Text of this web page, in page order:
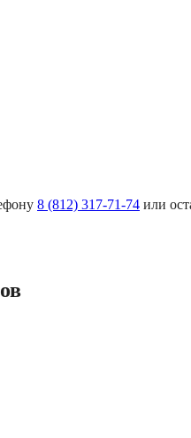
8 (812) 317-71-74 или